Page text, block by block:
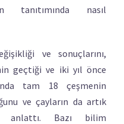
tanıtımında nasıl
ve sonuçlarını,
geçtiği ve iki yıl önce
tam 18 çeşmenin
ve çayların da artık
anlattı. Bazı bilim